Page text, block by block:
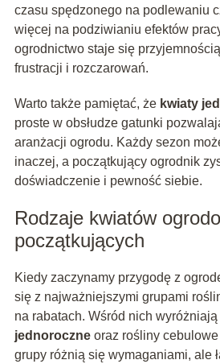
czasu spędzonego na podlewaniu
więcej na podziwianiu efektów
ogrodnictwo staje się
frustracji i rozczarowań.
Warto także pamiętać, że kwiaty
proste w obsłudze gatunki
aranżacji ogrodu. Każdy sezon
inaczej, a początkujący ogrodnik
doświadczenie i pewność siebie.
Rodzaje kwiatów
początkujących
Kiedy zaczynamy przygodę z
się z najważniejszymi grupami
na rabatach. Wśród nich
jednoroczneoraz rośliny
grupy różnią się wymaganiami, ale